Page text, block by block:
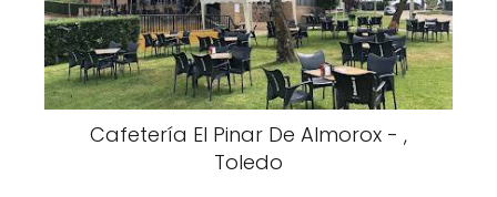
Cafetería El Pinar De Almorox - ,
Toledo